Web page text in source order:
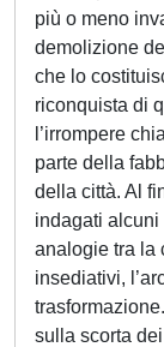
più o meno
demolizione
che lo
riconquista di
l’irrompere
parte della
della città. Al
indagati
analogie tra la
insediativi,
sulla scorta